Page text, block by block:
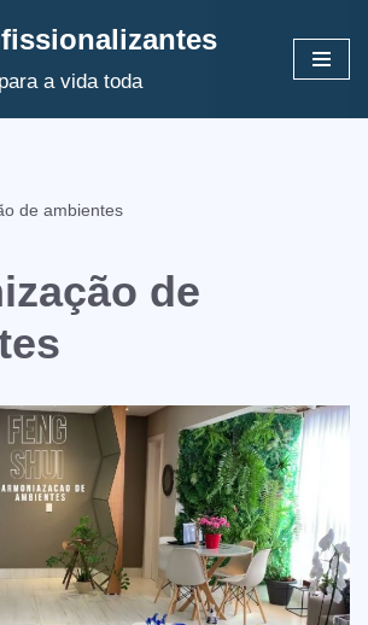
a vida toda
de ambientes
de